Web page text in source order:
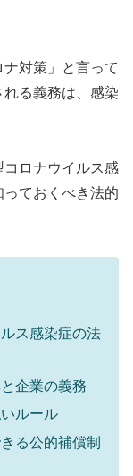
対策」と言って
る義務は、感染
ロナウイルス感
ておくべき法的
ス感染症の法
企業の義務
ルール
る公的補償制